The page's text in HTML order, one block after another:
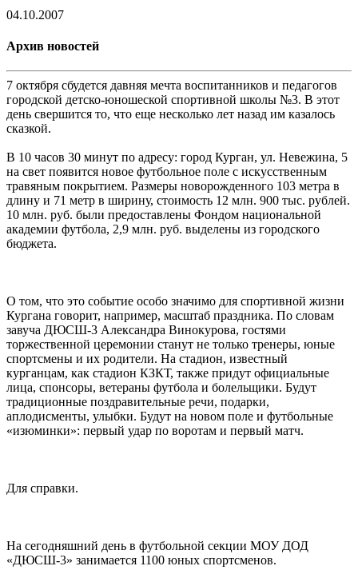
04.10.2007
Архив новостей
7 октября сбудется давняя мечта воспитанников и педагогов
городской детско-юношеской спортивной школы №3. В этот
день свершится то, что еще несколько лет назад им казалось
сказкой.
В 10 часов 30 минут по адресу: город Курган, ул. Невежина, 5
на свет появится новое футбольное поле с искусственным
травяным покрытием. Размеры новорожденного 103 метра в
длину и 71 метр в ширину, стоимость 12 млн. 900 тыс. рублей.
10 млн. руб. были предоставлены Фондом национальной
академии футбола, 2,9 млн. руб. выделены из городского
бюджета.
О том, что это событие особо значимо для спортивной жизни
Кургана говорит, например, масштаб праздника. По словам
завуча ДЮСШ-3 Александра Винокурова, гостями
торжественной церемонии станут не только тренеры, юные
спортсмены и их родители. На стадион, известный
курганцам, как стадион КЗКТ, также придут официальные
лица, спонсоры, ветераны футбола и болельщики. Будут
традиционные поздравительные речи, подарки,
аплодисменты, улыбки. Будут на новом поле и футбольные
«изюминки»: первый удар по воротам и первый матч.
Для справки.
На сегодняшний день в футбольной секции МОУ ДОД
«ДЮСШ-3» занимается 1100 юных спортсменов.